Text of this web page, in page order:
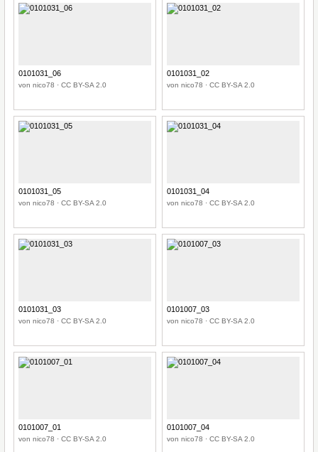
0101031_06
von nico78 · CC BY-SA 2.0
0101031_02
von nico78 · CC BY-SA 2.0
0101031_05
von nico78 · CC BY-SA 2.0
0101031_04
von nico78 · CC BY-SA 2.0
0101031_03
von nico78 · CC BY-SA 2.0
0101007_03
von nico78 · CC BY-SA 2.0
0101007_01
von nico78 · CC BY-SA 2.0
0101007_04
von nico78 · CC BY-SA 2.0